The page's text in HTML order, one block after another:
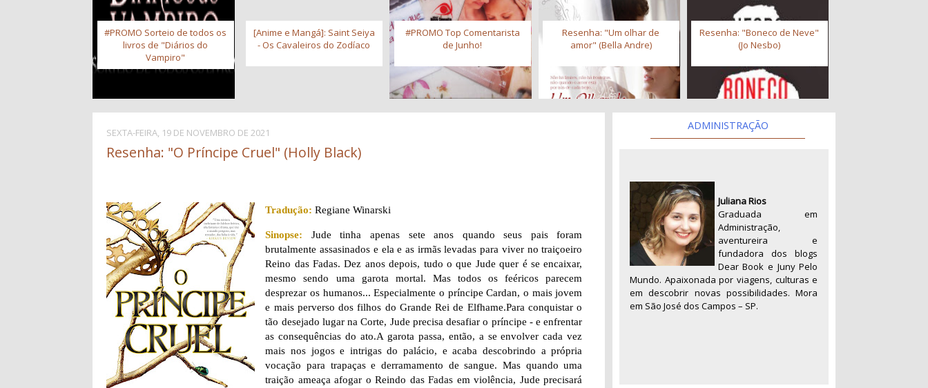
#PROMO Sorteio de todos os
livros de "Diários do
Vampiro"
[Anime e Mangá]: Saint Seiya
- Os Cavaleiros do Zodíaco
#PROMO Top Comentarista
de Junho!
Resenha: "Um olhar de
amor" (Bella Andre)
Resenha: "Boneco de Neve"
(Jo Nesbo)
SEXTA-FEIRA, 19 DE NOVEMBRO DE 2021
Resenha: "O Príncipe Cruel" (Holly Black)
Tradução: Regiane Winarski
Sinopse:
Jude tinha apenas sete anos quando seus pais foram
brutalmente assasinados e ela e as irmãs levadas para viver no traiçoeiro
Reino das Fadas. Dez anos depois, tudo o que Jude quer é se encaixar,
mesmo sendo uma garota mortal. Mas todos os feéricos parecem
desprezar os humanos... Especialmente o príncipe Cardan, o mais jovem
e mais perverso dos filhos do Grande Rei de Elfhame.Para conquistar o
tão desejado lugar na Corte, Jude precisa desafiar o príncipe - e enfrentar
as consequências do ato.A garota passa, então, a se envolver cada vez
mais nos jogos e intrigas do palácio, e acaba descobrindo a própria
vocação para trapaças e derramamento de sangue. Mas quando uma
traição ameaça afogar o Reindo das Fadas em violência, Jude precisará
ADMINISTRAÇÃO
Juliana Rios
Graduada em
Administração,
aventureira e
fundadora dos blogs
Dear Book e Juny Pelo
Mundo. Apaixonada por viagens, culturas e
em descobrir novas possibilidades. Mora
em São José dos Campos – SP.